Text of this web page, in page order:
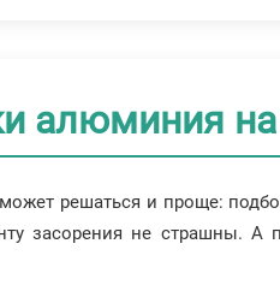
алюминия на
решаться и проще:
засорения не страшны.